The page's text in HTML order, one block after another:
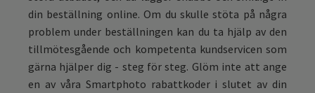
din beställning online. Om du skulle stöta på några
problem under beställningen kan du ta hjälp av den
tillmötesgående och kompetenta kundservicen som
gärna hjälper dig - steg för steg. Glöm inte att ange
en av våra Smartphoto rabattkoder i slutet av din